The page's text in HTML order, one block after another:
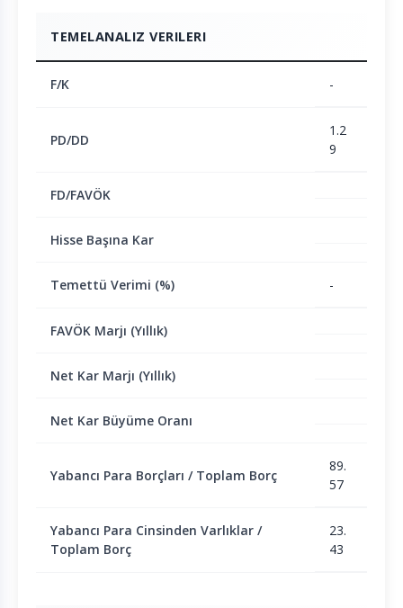
TEMELANALIZ VERILERI
F/K -
PD/DD
1.2
9
FD/FAVÖK
Hisse Başına Kar
Temettü Verimi (%) -
FAVÖK Marjı (Yıllık)
Net Kar Marjı (Yıllık)
Net Kar Büyüme Oranı
Yabancı Para Borçları / Toplam Borç
89.
57
Yabancı Para Cinsinden Varlıklar /
Toplam Borç
23.
43